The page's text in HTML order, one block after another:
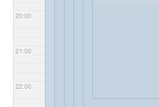
20:00
21:00
22:00